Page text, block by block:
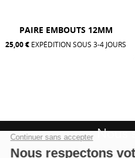
PAIRE EMBOUTS 12MM
25,00 € EXPÉDITION SOUS 3-4 JOURS